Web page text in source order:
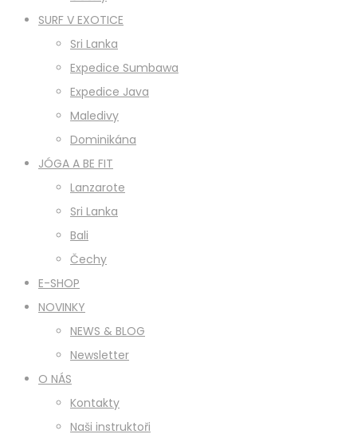
SURF V EXOTICE
Sri Lanka
Expedice Sumbawa
Expedice Java
Maledivy
Dominikána
JÓGA A BE FIT
Lanzarote
Sri Lanka
Bali
Čechy
E-SHOP
NOVINKY
NEWS & BLOG
Newsletter
O NÁS
Kontakty
Naši instruktoři